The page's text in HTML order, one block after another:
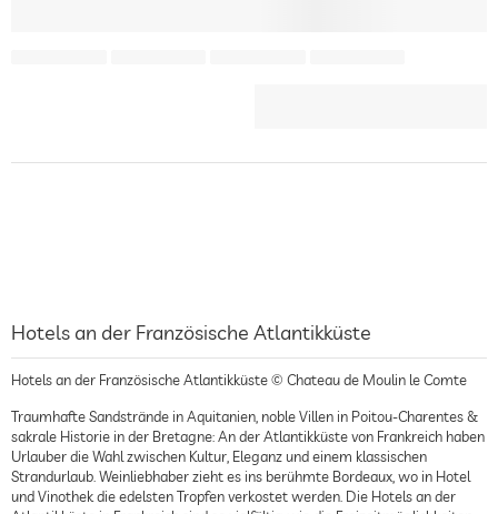
Hotels an der Französische Atlantikküste
Hotels an der Französische Atlantikküste © Chateau de Moulin le Comte
Traumhafte Sandstrände in Aquitanien, noble Villen in Poitou-Charentes &
sakrale Historie in der Bretagne: An der Atlantikküste von Frankreich haben
Urlauber die Wahl zwischen Kultur, Eleganz und einem klassischen
Strandurlaub. Weinliebhaber zieht es ins berühmte Bordeaux, wo in Hotel
und Vinothek die edelsten Tropfen verkostet werden. Die Hotels an der